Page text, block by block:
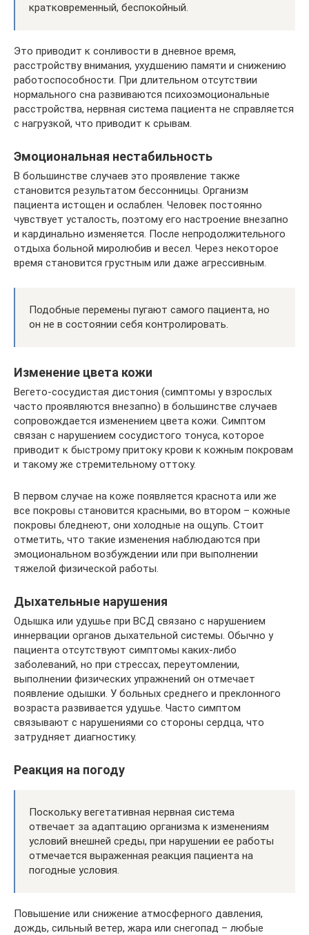
кратковременный, беспокойный.
Это приводит к сонливости в дневное время,
расстройству внимания, ухудшению памяти и снижению
работоспособности. При длительном отсутствии
нормального сна развиваются психоэмоциональные
расстройства, нервная система пациента не справляется
с нагрузкой, что приводит к срывам.
Эмоциональная нестабильность
В большинстве случаев это проявление также
становится результатом бессонницы. Организм
пациента истощен и ослаблен. Человек постоянно
чувствует усталость, поэтому его настроение внезапно
и кардинально изменяется. После непродолжительного
отдыха больной миролюбив и весел. Через некоторое
время становится грустным или даже агрессивным.
Подобные перемены пугают самого пациента, но
он не в состоянии себя контролировать.
Изменение цвета кожи
Вегето-сосудистая дистония (симптомы у взрослых
часто проявляются внезапно) в большинстве случаев
сопровождается изменением цвета кожи. Симптом
связан с нарушением сосудистого тонуса, которое
приводит к быстрому притоку крови к кожным покровам
и такому же стремительному оттоку.
В первом случае на коже появляется краснота или же
все покровы становится красными, во втором – кожные
покровы бледнеют, они холодные на ощупь. Стоит
отметить, что такие изменения наблюдаются при
эмоциональном возбуждении или при выполнении
тяжелой физической работы.
Дыхательные нарушения
Одышка или удушье при ВСД связано с нарушением
иннервации органов дыхательной системы. Обычно у
пациента отсутствуют симптомы каких-либо
заболеваний, но при стрессах, переутомлении,
выполнении физических упражнений он отмечает
появление одышки. У больных среднего и преклонного
возраста развивается удушье. Часто симптом
связывают с нарушениями со стороны сердца, что
затрудняет диагностику.
Реакция на погоду
Поскольку вегетативная нервная система
отвечает за адаптацию организма к изменениям
условий внешней среды, при нарушении ее работы
отмечается выраженная реакция пациента на
погодные условия.
Повышение или снижение атмосферного давления,
дождь, сильный ветер, жара или снегопад – любые